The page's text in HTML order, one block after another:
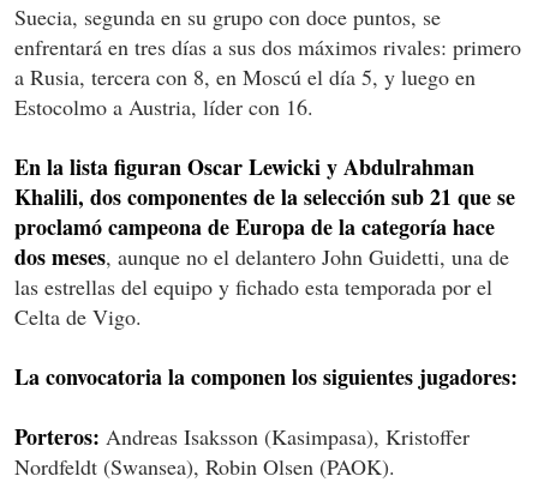
Suecia, segunda en su grupo con doce puntos, se
enfrentará en tres días a sus dos máximos rivales: primero
a Rusia, tercera con 8, en Moscú el día 5, y luego en
Estocolmo a Austria, líder con 16.
En la lista figuran Oscar Lewicki y Abdulrahman
Khalili, dos componentes de la selección sub 21 que se
proclamó campeona de Europa de la categoría hace
dos meses, aunque no el delantero John Guidetti, una de
las estrellas del equipo y fichado esta temporada por el
Celta de Vigo.
La convocatoria la componen los siguientes jugadores:
Porteros: Andreas Isaksson (Kasimpasa), Kristoffer
Nordfeldt (Swansea), Robin Olsen (PAOK).